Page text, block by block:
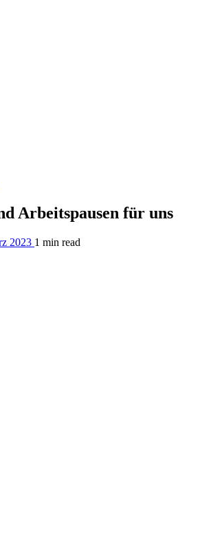
Arbeitspausen für uns
2023 1 min read